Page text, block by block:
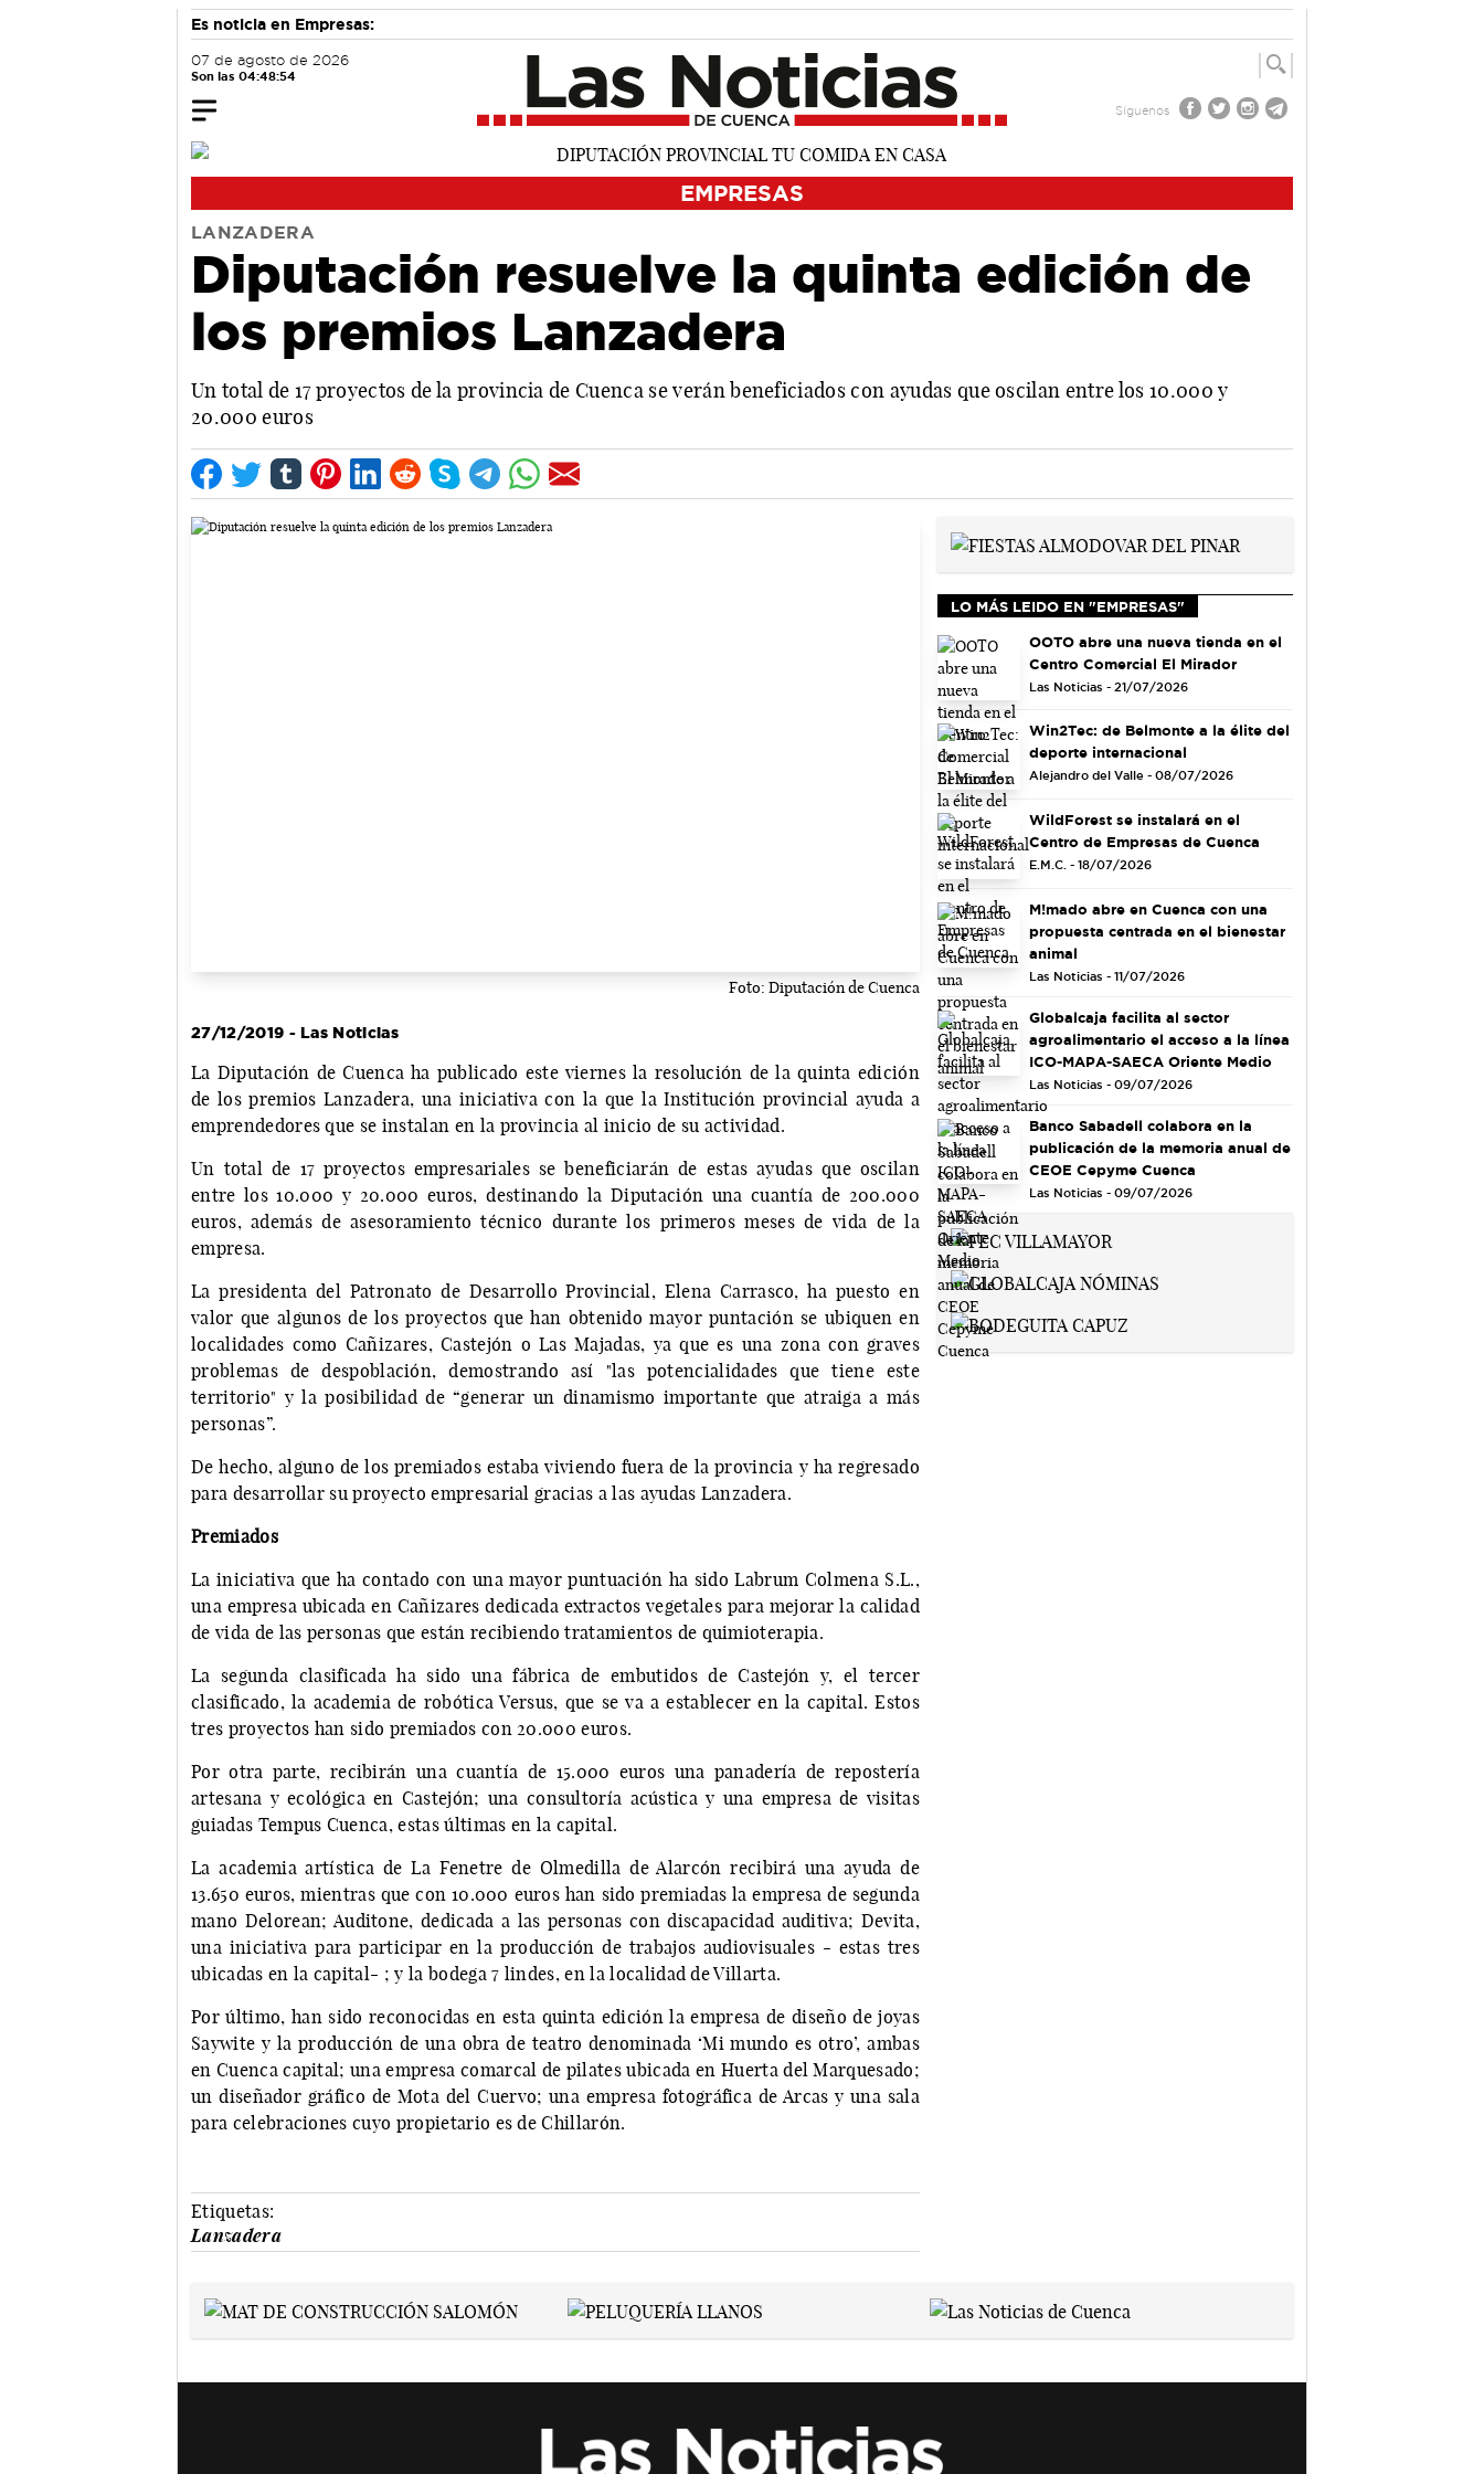
Es noticia en Empresas:
07 de agosto de 2026
Son las 04:48:55
Síguenos
EMPRESAS
LANZADERA
Diputación resuelve la quinta edición de
los premios Lanzadera
Un total de 17 proyectos de la provincia de Cuenca se verán beneficiados con ayudas que oscilan entre los 10.000 y
20.000 euros
Foto: Diputación de Cuenca
27/12/2019 - Las Noticias
La Diputación de Cuenca ha publicado este viernes la resolución de la quinta edición
de los premios Lanzadera, una iniciativa con la que la Institución provincial ayuda a
emprendedores que se instalan en la provincia al inicio de su actividad.
Un total de 17 proyectos empresariales se beneficiarán de estas ayudas que oscilan
entre los 10.000 y 20.000 euros, destinando la Diputación una cuantía de 200.000
euros, además de asesoramiento técnico durante los primeros meses de vida de la
empresa.
La presidenta del Patronato de Desarrollo Provincial, Elena Carrasco, ha puesto en
valor que algunos de los proyectos que han obtenido mayor puntación se ubiquen en
localidades como Cañizares, Castejón o Las Majadas, ya que es una zona con graves
problemas de despoblación, demostrando así "las potencialidades que tiene este
territorio" y la posibilidad de “generar un dinamismo importante que atraiga a más
personas”.
De hecho, alguno de los premiados estaba viviendo fuera de la provincia y ha regresado
para desarrollar su proyecto empresarial gracias a las ayudas Lanzadera.
Premiados
La iniciativa que ha contado con una mayor puntuación ha sido Labrum Colmena S.L.,
una empresa ubicada en Cañizares dedicada extractos vegetales para mejorar la calidad
de vida de las personas que están recibiendo tratamientos de quimioterapia.
La segunda clasificada ha sido una fábrica de embutidos de Castejón y, el tercer
clasificado, la academia de robótica Versus, que se va a establecer en la capital. Estos
tres proyectos han sido premiados con 20.000 euros.
Por otra parte, recibirán una cuantía de 15.000 euros una panadería de repostería
artesana y ecológica en Castejón; una consultoría acústica y una empresa de visitas
guiadas Tempus Cuenca, estas últimas en la capital.
La academia artística de La Fenetre de Olmedilla de Alarcón recibirá una ayuda de
13.650 euros, mientras que con 10.000 euros han sido premiadas la empresa de segunda
mano Delorean; Auditone, dedicada a las personas con discapacidad auditiva; Devita,
una iniciativa para participar en la producción de trabajos audiovisuales - estas tres
ubicadas en la capital- ; y la bodega 7 lindes, en la localidad de Villarta.
Por último, han sido reconocidas en esta quinta edición la empresa de diseño de joyas
Saywite y la producción de una obra de teatro denominada ‘Mi mundo es otro’, ambas
en Cuenca capital; una empresa comarcal de pilates ubicada en Huerta del Marquesado;
un diseñador gráfico de Mota del Cuervo; una empresa fotográfica de Arcas y una sala
para celebraciones cuyo propietario es de Chillarón.
Etiquetas:
Lanzadera
LO MÁS LEIDO EN "EMPRESAS"
OOTO abre una nueva tienda en el
Centro Comercial El Mirador
Las Noticias - 21/07/2026
Win2Tec: de Belmonte a la élite del
deporte internacional
Alejandro del Valle - 08/07/2026
WildForest se instalará en el
Centro de Empresas de Cuenca
E.M.C. - 18/07/2026
M!mado abre en Cuenca con una
propuesta centrada en el bienestar
animal
Las Noticias - 11/07/2026
Globalcaja facilita al sector
agroalimentario el acceso a la línea
ICO-MAPA-SAECA Oriente Medio
Las Noticias - 09/07/2026
Banco Sabadell colabora en la
publicación de la memoria anual de
CEOE Cepyme Cuenca
Las Noticias - 09/07/2026